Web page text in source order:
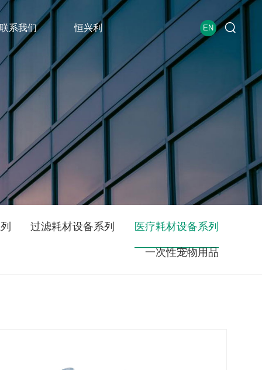
系我们 恒兴利 EN
过滤耗材设备系列 医疗耗材设备系列
一次性宠物用品